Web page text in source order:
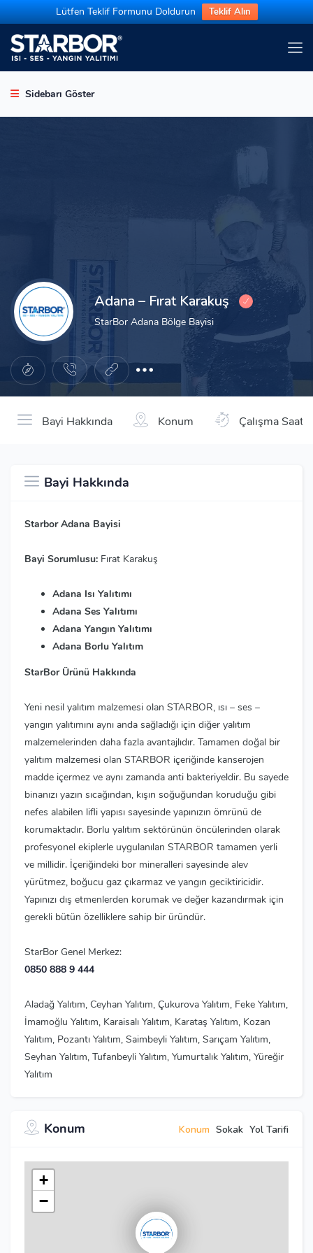
Lütfen Teklif Formunu Doldurun Teklif Alın
Sidebarı Göster
Adana – Fırat Karakuş
StarBor Adana Bölge Bayisi
Bayi Hakkında Konum Çalışma
Bayi Hakkında
Starbor Adana Bayisi
Bayi Sorumlusu: Fırat Karakuş
Adana Isı Yalıtımı
Adana Ses Yalıtımı
Adana Yangın Yalıtımı
Adana Borlu Yalıtım
StarBor Ürünü Hakkında
Yeni nesil yalıtım malzemesi olan STARBOR, ısı – ses –
yangın yalıtımını aynı anda sağladığı için diğer yalıtım
malzemelerinden daha fazla avantajlıdır. Tamamen doğal bir
yalıtım malzemesi olan STARBOR içeriğinde kanserojen
madde içermez ve aynı zamanda anti bakteriyeldir. Bu sayede
binanızı yazın sıcağından, kışın soğuğundan koruduğu gibi
nefes alabilen lifli yapısı sayesinde yapınızın ömrünü de
korumaktadır. Borlu yalıtım sektörünün öncülerinden olarak
profesyonel ekiplerle uygulanılan STARBOR tamamen yerli
ve millidir. İçeriğindeki bor mineralleri sayesinde alev
yürütmez, boğucu gaz çıkarmaz ve yangın geciktiricidir.
Yapınızı dış etmenlerden korumak ve değer kazandırmak için
gerekli bütün özelliklere sahip bir üründür.
StarBor Genel Merkez:
0850 888 9 444
Aladağ Yalıtım, Ceyhan Yalıtım, Çukurova Yalıtım, Feke Yalıtım,
İmamoğlu Yalıtım, Karaisalı Yalıtım, Karataş Yalıtım, Kozan
Yalıtım, Pozantı Yalıtım, Saimbeyli Yalıtım, Sarıçam Yalıtım,
Seyhan Yalıtım, Tufanbeyli Yalıtım, Yumurtalık Yalıtım, Yüreğir
Yalıtım
Konum Konum Sokak Yol Tarifi
+
−